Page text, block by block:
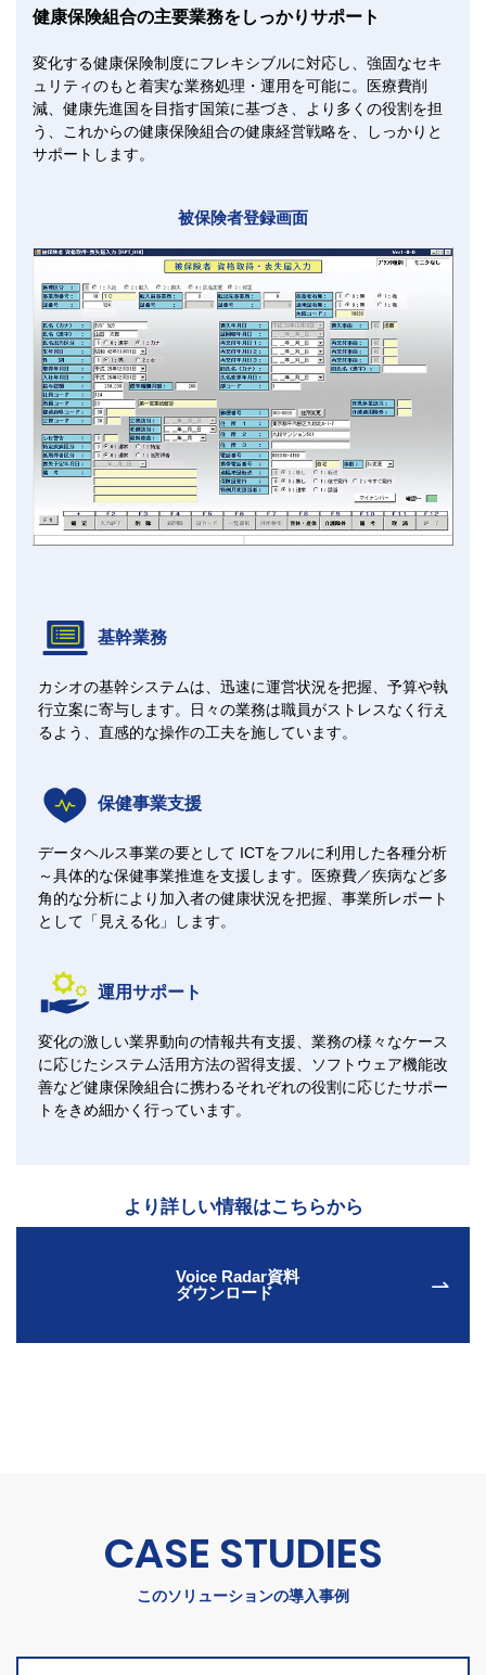
健康保険組合の主要業務をしっかりサポート
変化する健康保険制度にフレキシブルに対応し、強固なセキ
ュリティのもと着実な業務処理・運用を可能に。医療費削
減、健康先進国を目指す国策に基づき、より多くの役割を担
う、これからの健康保険組合の健康経営戦略を、しっかりと
サポートします。
被保険者登録画面
基幹業務
カシオの基幹システムは、迅速に運営状況を把握、予算や執
行立案に寄与します。日々の業務は職員がストレスなく行え
るよう、直感的な操作の工夫を施しています。
保健事業支援
データヘルス事業の要として ICTをフルに利用した各種分析
～具体的な保健事業推進を支援します。医療費／疾病など多
角的な分析により加入者の健康状況を把握、事業所レポート
として「見える化」します。
運用サポート
変化の激しい業界動向の情報共有支援、業務の様々なケース
に応じたシステム活用方法の習得支援、ソフトウェア機能改
善など健康保険組合に携わるそれぞれの役割に応じたサポー
トをきめ細かく行っています。
より詳しい情報はこちらから
Voice Radar資料
ダウンロード
CASE STUDIES
このソリューションの導入事例